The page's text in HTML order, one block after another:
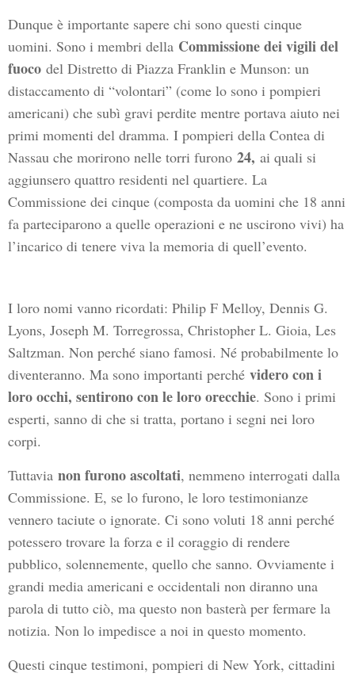
Dunque è importante sapere chi sono questi cinque
uomini. Sono i membri della Commissione dei vigili del
fuoco del Distretto di Piazza Franklin e Munson: un
distaccamento di “volontari” (come lo sono i pompieri
americani) che subì gravi perdite mentre portava aiuto nei
primi momenti del dramma. I pompieri della Contea di
Nassau che morirono nelle torri furono 24, ai quali si
aggiunsero quattro residenti nel quartiere. La
Commissione dei cinque (composta da uomini che 18 anni
fa parteciparono a quelle operazioni e ne uscirono vivi) ha
l’incarico di tenere viva la memoria di quell’evento.
I loro nomi vanno ricordati: Philip F Melloy, Dennis G.
Lyons, Joseph M. Torregrossa, Christopher L. Gioia, Les
Saltzman. Non perché siano famosi. Né probabilmente lo
diventeranno. Ma sono importanti perché videro con i
loro occhi, sentirono con le loro orecchie. Sono i primi
esperti, sanno di che si tratta, portano i segni nei loro
corpi.
Tuttavia non furono ascoltati, nemmeno interrogati dalla
Commissione. E, se lo furono, le loro testimonianze
vennero taciute o ignorate. Ci sono voluti 18 anni perché
potessero trovare la forza e il coraggio di rendere
pubblico, solennemente, quello che sanno. Ovviamente i
grandi media americani e occidentali non diranno una
parola di tutto ciò, ma questo non basterà per fermare la
notizia. Non lo impedisce a noi in questo momento.
Questi cinque testimoni, pompieri di New York, cittadini